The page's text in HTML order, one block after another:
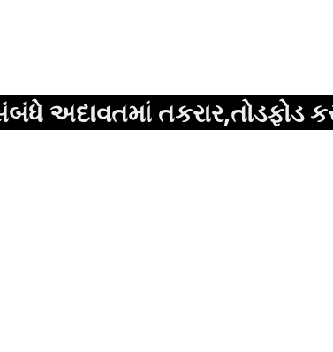
તકરાર,તોડફોડ કરતાં